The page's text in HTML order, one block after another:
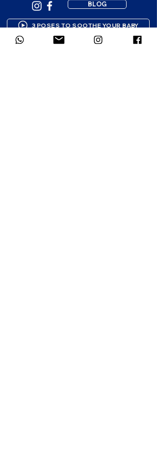
BLOG
3 POSES TO SOOTHE YOUR BABY